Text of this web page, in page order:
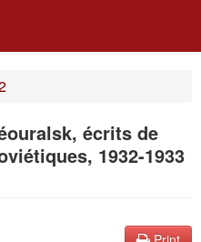
écrits de
1932-1933